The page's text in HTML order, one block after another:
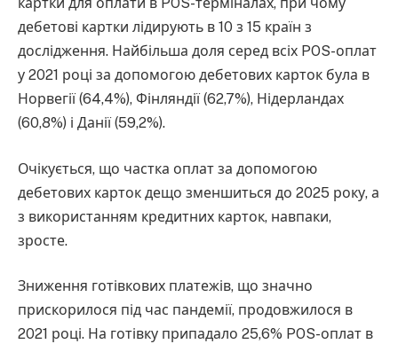
дебетові картки лідирують в 10 з 15 країн з
дослідження. Найбільша доля серед всіх POS-оплат
у 2021 році за допомогою дебетових карток була в
Норвегії (64,4%), Фінляндії (62,7%), Нідерландах
(60,8%) і Данії (59,2%).
Очікується, що частка оплат за допомогою
дебетових карток дещо зменшиться до 2025 року, а
з використанням кредитних карток, навпаки,
зросте.
Зниження готівкових платежів, що значно
прискорилося під час пандемії, продовжилося в
2021 році. На готівку припадало 25,6% POS-оплат в